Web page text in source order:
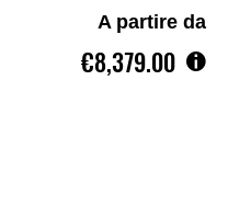
A partire da
€8,379.00